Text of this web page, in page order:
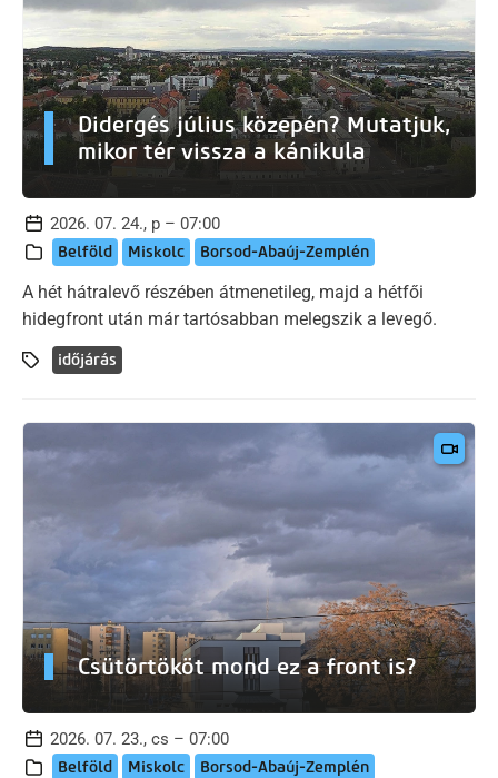
Didergés július közepén? Mutatjuk,
mikor tér vissza a kánikula
2026. 07. 24., p – 07:00
Belföld Miskolc Borsod-Abaúj-Zemplén
A hét hátralevő részében átmenetileg, majd a hétfői
hidegfront után már tartósabban melegszik a levegő.
időjárás
Csütörtököt mond ez a front is?
2026. 07. 23., cs – 07:00
Belföld Miskolc Borsod-Abaúj-Zemplén